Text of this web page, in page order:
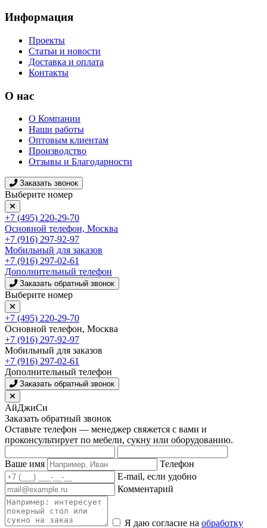
Информация
Проекты
Статьи и новости
Доставка и оплата
Контакты
О нас
О Компании
Наши работы
Оптовым клиентам
Производство
Отзывы и Благодарности
Заказать звонок
Выберите номер
+7 (495) 220-29-70
Основной телефон, Москва
+7 (916) 297-92-97
Мобильный для заказов
+7 (916) 297-02-61
Дополнительный телефон
Заказать обратный звонок
Выберите номер
+7 (495) 220-29-70
Основной телефон, Москва
+7 (916) 297-92-97
Мобильный для заказов
+7 (916) 297-02-61
Дополнительный телефон
Заказать обратный звонок
АйДжиСи
Заказать обратный звонок
Оставьте телефон — менеджер свяжется с вами и
проконсультирует по мебели, сукну или оборудованию.
Ваше имя
Телефон
E-mail, если удобно
Комментарий
Я даю согласие на обработку